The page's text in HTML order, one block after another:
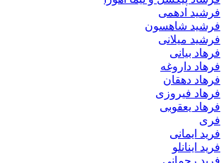
فرشید ادهمی
فرشید شاهسون
فرشید میلانی
فرهاد بیانی
فرهاد داروغه
فرهاد دهقان
فرهاد فیروزی
فرهاد یعقوبی
فری
فرید ایمانی
فرید اینانلو